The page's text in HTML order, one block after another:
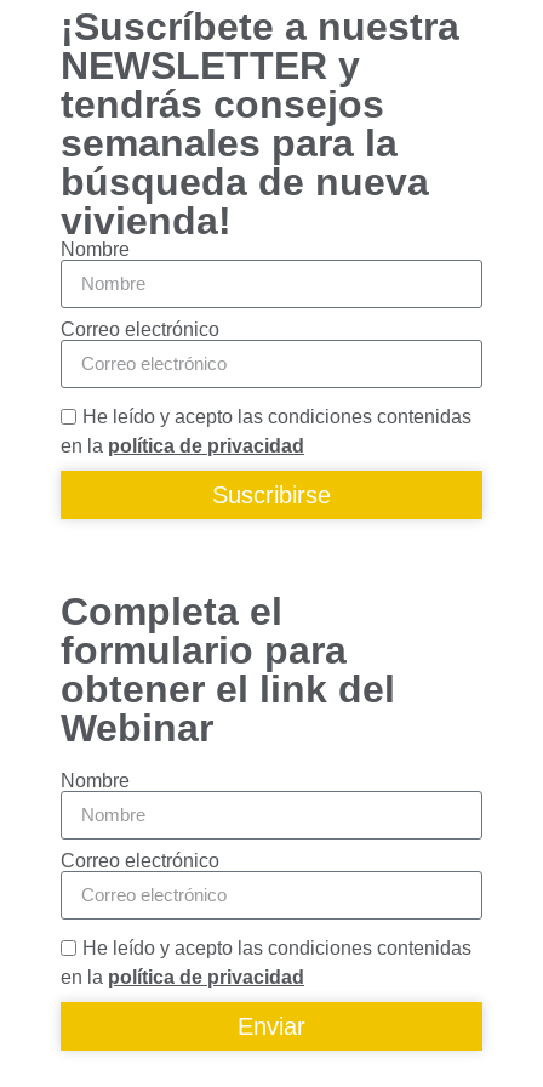
funcionalidades
desaparecerán
de la web.
Marketing
Al compartir tus
intereses y
comportamiento
mientras visitas
nuestro sitio,
aumentas la
posibilidad de
ver contenido y
ofertas
personalizados.
¡Suscríbete a nuestra
NEWSLETTER y
tendrás consejos
semanales para la
búsqueda de nueva
vivienda!
Nombre
Correo electrónico
He leído y acepto las condiciones contenidas
en la política de privacidad
Suscribirse
Completa el
formulario para
obtener el link del
Webinar
Nombre
Correo electrónico
He leído y acepto las condiciones contenidas
en la política de privacidad
Enviar